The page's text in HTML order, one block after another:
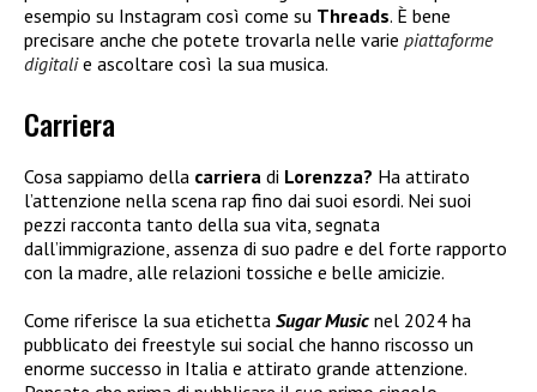
esempio su Instagram così come su Threads. È bene
precisare anche che potete trovarla nelle varie piattaforme
digitalie ascoltare così la sua musica.
Carriera
Cosa sappiamo della carriera di Lorenzza? Ha attirato
l’attenzione nella scena rap fino dai suoi esordi. Nei suoi
pezzi racconta tanto della sua vita, segnata
dall’immigrazione, assenza di suo padre e del forte rapporto
con la madre, alle relazioni tossiche e belle amicizie.
Come riferisce la sua etichetta Sugar Music nel 2024 ha
pubblicato dei freestyle sui social che hanno riscosso un
enorme successo in Italia e attirato grande attenzione.